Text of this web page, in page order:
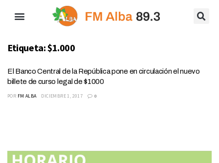
Etiqueta:$1.000
El Banco Central de la República pone en circulación el nuevo
billete de curso legal de $1000
POR FM ALBA DICIEMBRE 1, 2017 0